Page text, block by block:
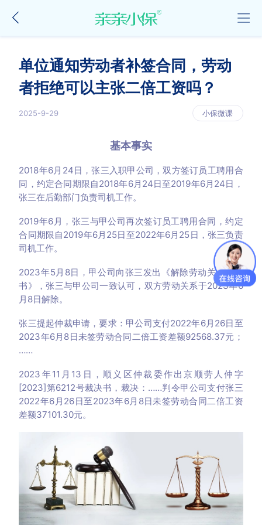
单位通知劳动者补签合同，劳动
者拒绝可以主张二倍工资吗？
2025-9-29 小保微课
基本事实
2018年6月24日，张三入职甲公司，双方签订员工聘用合
同，约定合同期限自2018年6月24日至2019年6月24日，
张三在后勤部门负责司机工作。
2019年6月，张三与甲公司再次签订员工聘用合同，约定
合同期限自2019年6月25日至2022年6月25日，张三负责
司机工作。
2023年5月8日，甲公司向张三发出《解除劳动关系通知
书》，张三与甲公司一致认可，双方劳动关系于2023年6
月8日解除。
张三提起仲裁申请，要求：甲公司支付2022年6月26日至
2023年6月8日未签劳动合同二倍工资差额92568.37元；
……
2023年11月13日，顺义区仲裁委作出京顺劳人仲字
[2023]第6212号裁决书，裁决：……判令甲公司支付张三
2022年6月26日至2023年6月8日未签劳动合同二倍工资
差额37101.30元。